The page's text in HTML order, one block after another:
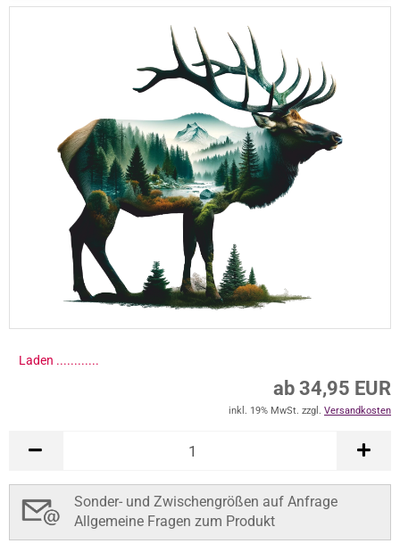
Laden .............
ab 34,95 EUR
inkl. 19% MwSt. zzgl. Versandkosten
Sonder- und Zwischengrößen auf Anfrage
Allgemeine Fragen zum Produkt